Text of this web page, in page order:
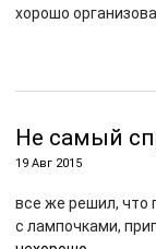
хорошо
Не самый
19 Авг 2015
все же решил, что
с лампочками,